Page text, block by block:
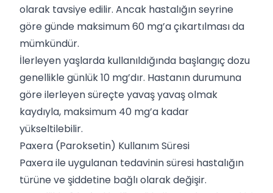
olarak tavsiye edilir. Ancak hastalığın seyrine
göre günde maksimum 60 mg’a çıkartılması da
mümkündür.
İlerleyen yaşlarda kullanıldığında başlangıç dozu
genellikle günlük 10 mg’dır. Hastanın durumuna
göre ilerleyen süreçte yavaş yavaş olmak
kaydıyla, maksimum 40 mg’a kadar
yükseltilebilir.
Paxera (Paroksetin) Kullanım Süresi
Paxera ile uygulanan tedavinin süresi hastalığın
türüne ve şiddetine bağlı olarak değişir.